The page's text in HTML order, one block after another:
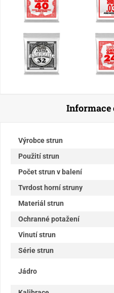
Informace
Výrobce strun
Použití strun
Počet strun v balení
Tvrdost horní struny
Materiál strun
Ochranné potažení
Vinutí strun
Série strun
Jádro